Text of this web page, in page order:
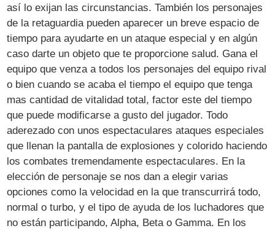
así lo exijan las circunstancias. También los personajes
de la retaguardia pueden aparecer un breve espacio de
tiempo para ayudarte en un ataque especial y en algún
caso darte un objeto que te proporcione salud. Gana el
equipo que venza a todos los personajes del equipo rival
o bien cuando se acaba el tiempo el equipo que tenga
mas cantidad de vitalidad total, factor este del tiempo
que puede modificarse a gusto del jugador. Todo
aderezado con unos espectaculares ataques especiales
que llenan la pantalla de explosiones y colorido haciendo
los combates tremendamente espectaculares. En la
elección de personaje se nos dan a elegir varias
opciones como la velocidad en la que transcurrirá todo,
normal o turbo, y el tipo de ayuda de los luchadores que
no están participando, Alpha, Beta o Gamma. En los